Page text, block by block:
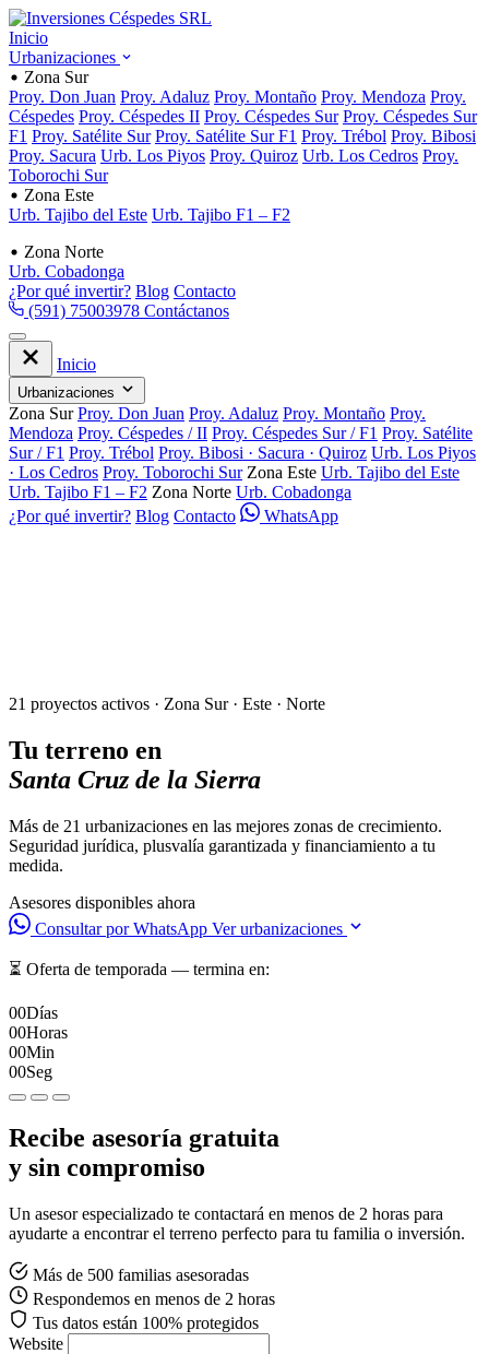
Inicio
Urbanizaciones
Zona Sur
Proy. Don Juan Proy. Adaluz Proy. Montaño Proy. Mendoza Proy.
Céspedes Proy. Céspedes II Proy. Céspedes Sur Proy. Céspedes Sur
F1 Proy. Satélite Sur Proy. Satélite Sur F1 Proy. Trébol Proy. Bibosi
Proy. Sacura Urb. Los Piyos Proy. Quiroz Urb. Los Cedros Proy.
Toborochi Sur
Zona Este
Urb. Tajibo del Este Urb. Tajibo F1 – F2
Zona Norte
Urb. Cobadonga
¿Por qué invertir? Blog Contacto
(591) 75003978 Contáctanos
Inicio
Urbanizaciones
Zona Sur Proy. Don Juan Proy. Adaluz Proy. Montaño Proy.
Mendoza Proy. Céspedes / II Proy. Céspedes Sur / F1 Proy. Satélite
Sur / F1 Proy. Trébol Proy. Bibosi · Sacura · Quiroz Urb. Los Piyos
· Los Cedros Proy. Toborochi Sur Zona Este Urb. Tajibo del Este
Urb. Tajibo F1 – F2 Zona Norte Urb. Cobadonga
¿Por qué invertir? Blog Contacto WhatsApp
21 proyectos activos · Zona Sur · Este · Norte
Tu terreno en
Santa Cruz de la Sierra
Más de 21 urbanizaciones en las mejores zonas de crecimiento.
Seguridad jurídica, plusvalía garantizada y financiamiento a tu
medida.
Asesores disponibles ahora
Consultar por WhatsApp Ver urbanizaciones
⏳ Oferta de temporada — termina en:
00Días
00Horas
00Min
00Seg
Recibe asesoría gratuita
y sin compromiso
Un asesor especializado te contactará en menos de 2 horas para
ayudarte a encontrar el terreno perfecto para tu familia o inversión.
Más de 500 familias asesoradas
Respondemos en menos de 2 horas
Tus datos están 100% protegidos
Website